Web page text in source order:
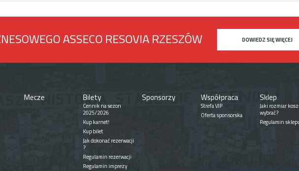
ASSECO RESOVIA RZESZÓW DOWIEDZ SIĘ WIĘCEJ
Mecze Bilety
Cennik na sezon
2025/2026
Kup karnet!
Kup bilet
Jak dokonać rezerwacji
?
Regulamin rezerwacji
Regulamin imprezy
Sponsorzy Współpraca
Strefa VIP
Oferta sponsorska
Sklep
Jaki rozmiar
wybrać?
Regulamin